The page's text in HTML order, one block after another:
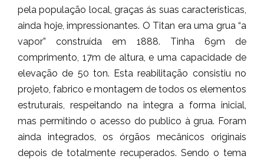
pela população local, graças ás suas características,
ainda hoje, impressionantes. O Titan era uma grua “a
vapor” construída em 1888. Tinha 69m de
comprimento, 17m de altura, e uma capacidade de
elevação de 50 ton. Esta reabilitação consistiu no
projeto, fabrico e montagem de todos os elementos
estruturais, respeitando na integra a forma inicial,
mas permitindo o acesso do publico à grua. Foram
ainda integrados, os órgãos mecânicos originais
depois de totalmente recuperados. Sendo o tema